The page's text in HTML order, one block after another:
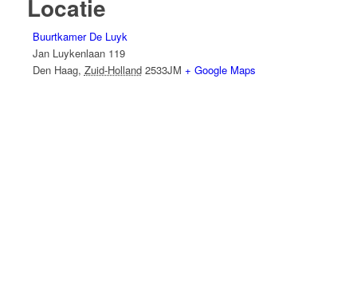
Locatie
Buurtkamer De Luyk
Jan Luykenlaan 119
Den Haag, Zuid-Holland 2533JM + Google Maps